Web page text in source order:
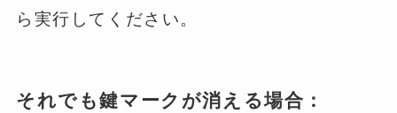
ら実行してください。
それでも鍵マークが消える場合：